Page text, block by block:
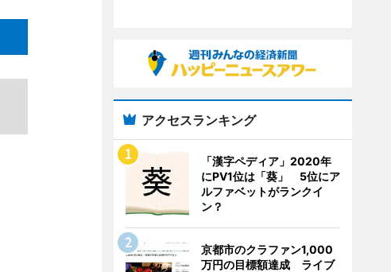
アクセスランキング
「漢字ペディア」2020年
にPV1位は「葵」 5位にア
ルファベットがランクイ
ン？
京都市のクラファン1,000
万円の目標額達成 ライブ